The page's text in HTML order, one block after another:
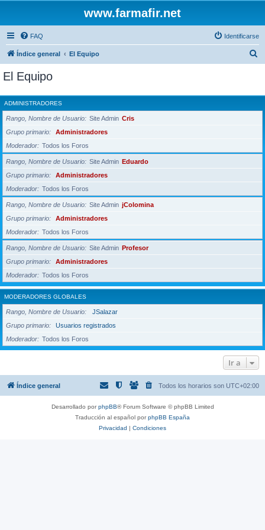
www.farmafir.net
FAQ Identificarse
Índice general El Equipo
c
a
El Equipo
ADMINISTRADORES
Rango, Nombre de Usuario Site Admin Cris
Grupo primario
Administradores
Moderador
Todos los Foros
Rango, Nombre de Usuario Site Admin Eduardo
Grupo primario
Administradores
Moderador
Todos los Foros
Rango, Nombre de Usuario Site Admin jColomina
Grupo primario
Administradores
Moderador
Todos los Foros
Rango, Nombre de Usuario Site Admin Profesor
Grupo primario
Administradores
Moderador
Todos los Foros
MODERADORES GLOBALES
Rango, Nombre de Usuario
JSalazar
Grupo primario
Usuarios registrados
Moderador
Todos los Foros
Ir a
Índice general Todos los horarios son UTC+02:00
Desarrollado porphpBB® Forum Software © phpBB Limited
Traducción al español porphpBB España
Privacidad | Condiciones